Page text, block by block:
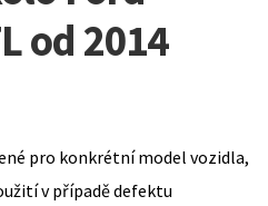
od 2014
pro konkrétní model vozidla,
v případě defektu